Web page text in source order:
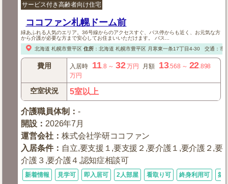
サービス付き高齢者向け住宅
ココファン札幌ドーム前
緑あふれる人気のエリア。36号線からのアクセスすぐ、バス停からも近く、お元気な方
から介護が必要な方まで安心してお住まいいただけます。 バス...
北海道 札幌市豊平区 住所： 北海道 札幌市豊平区月寒東一条17丁目4-30 交通：市
費用 入居時 11 .8 ～ 32万円 月額 13.568 ～ 22 .898
万円
空室状況 5室以上
介護職員体制 ：-
開設 ： 2026年7月
運営会社 ：株式会社学研ココファン
入居条件： 自立,要支援１,要支援２,要介護１,要介護２,要
介護３,要介護４,認知症相談可
新着情報 見学可 即入居可 2人部屋 看取り可 終身利用可 築